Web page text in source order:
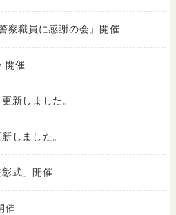
察職員に感謝の会」開催
開催
新しました。
しました。
彰式」開催
催